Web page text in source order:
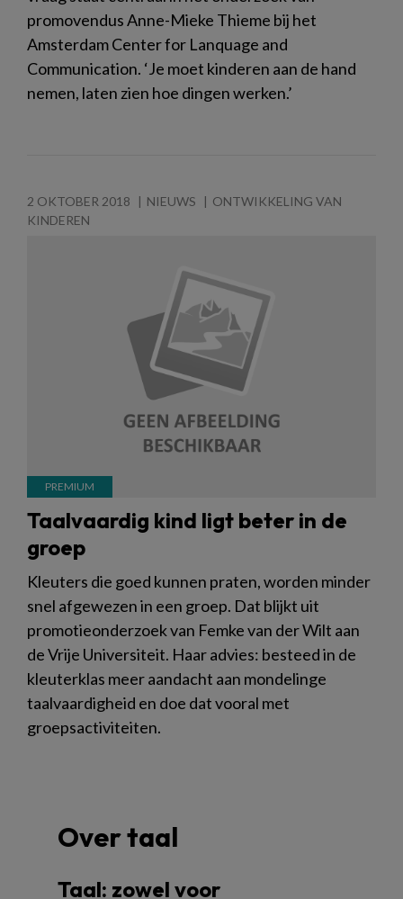
promovendus Anne-Mieke Thieme bij het
Amsterdam Center for Lanquage and
Communication. ‘Je moet kinderen aan de hand
nemen, laten zien hoe dingen werken.’
2 OKTOBER 2018 NIEUWS
ONTWIKKELING VAN
KINDEREN
Taalvaardig kind ligt beter in de
groep
Kleuters die goed kunnen praten, worden minder
snel afgewezen in een groep. Dat blijkt uit
promotieonderzoek van Femke van der Wilt aan
de Vrije Universiteit. Haar advies: besteed in de
kleuterklas meer aandacht aan mondelinge
taalvaardigheid en doe dat vooral met
groepsactiviteiten.
Over taal
Taal: zowel voor